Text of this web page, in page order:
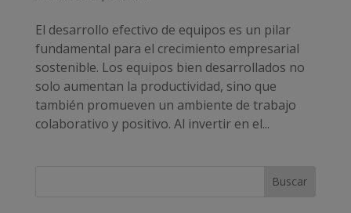
El desarrollo efectivo de equipos es un pilar
fundamental para el crecimiento empresarial
sostenible. Los equipos bien desarrollados no
solo aumentan la productividad, sino que
también promueven un ambiente de trabajo
colaborativo y positivo. Al invertir en el...